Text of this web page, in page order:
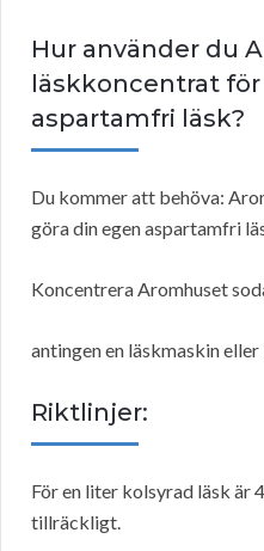
Hur använder du
läskkoncentrat
aspartamfri läsk?
Du kommer att behöva:
göra din egen aspartamfri
Koncentrera Aromhuset
antingen en läskmaskin
Riktlinjer:
För en liter kolsyrad läsk är
tillräckligt.